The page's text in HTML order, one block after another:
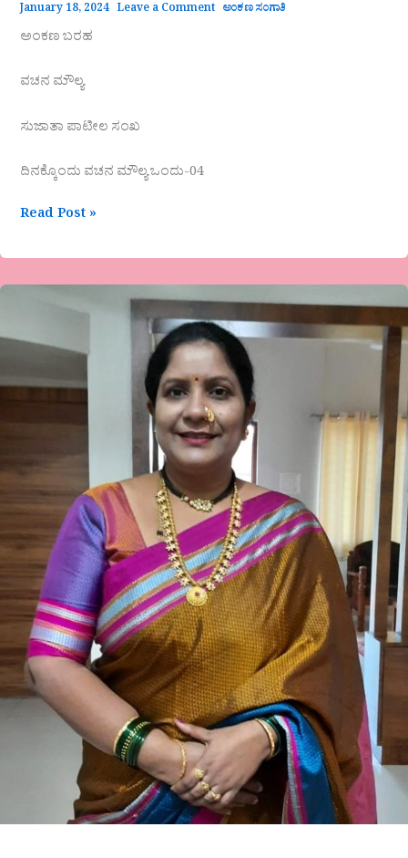
January 18, 2024 Leave a Comment ಅಂಕಣ ಸಂಗಾತಿ
ಅಂಕಣ ಬರಹ
ವಚನ ಮೌಲ್ಯ
ಸುಜಾತಾ ಪಾಟೀಲ ಸಂಖ
ದಿನಕ್ಕೊಂದು ವಚನ ಮೌಲ್ಯ ಒಂದು-04
Read Post »
ಪಾಟೀಲ
ಕವಿತೆ-“ನಗೆ
ಸಂಕ್ರಾಂತಿ”